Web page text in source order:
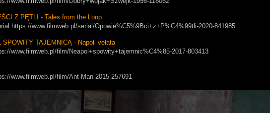
Z PĘTLI - Tales from the Loop
https://www.filmweb.pl/serial/Opowie%C5%9Bci+z+P%C4%99tli-2020-841985
SPOWITY TAJEMNICĄ - Napoli velata
www.filmweb.pl/film/Neapol+spowity+tajemnic%C4%85-2017-803413
www.filmweb.pl/film/Ant-Man-2015-257691